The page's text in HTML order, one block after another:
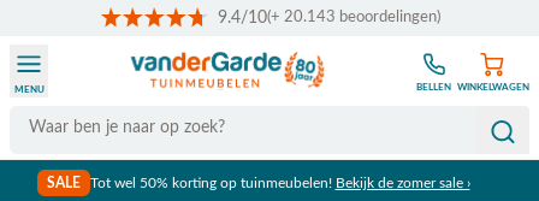
9.4/10(+ 20.143 beoordelingen)
Search
MENU BELLEN WINKELWAGEN
SALE Tot wel 50% korting op tuinmeubelen! Bekijk de zomer sale ›